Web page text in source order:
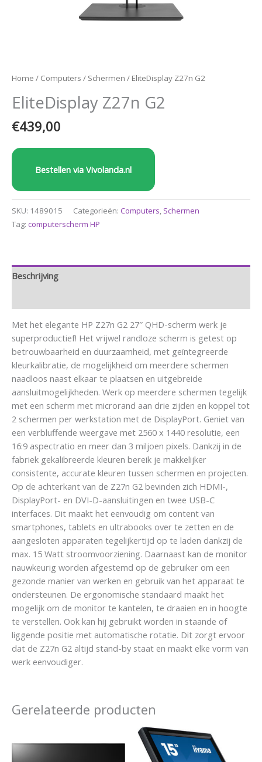
Home / Computers / Schermen / EliteDisplay Z27n G2
EliteDisplay Z27n G2
€439,00
Bestellen via Vivolanda.nl
SKU: 1489015 Categorieën: Computers, Schermen
Tag: computerscherm HP
Beschrijving
Met het elegante HP Z27n G2 27″ QHD-scherm werk je
superproductief! Het vrijwel randloze scherm is getest op
betrouwbaarheid en duurzaamheid, met geïntegreerde
kleurkalibratie, de mogelijkheid om meerdere schermen
naadloos naast elkaar te plaatsen en uitgebreide
aansluitmogelijkheden. Werk op meerdere schermen tegelijk
met een scherm met microrand aan drie zijden en koppel tot
2 schermen per werkstation met de DisplayPort. Geniet van
een verbluffende weergave met 2560 x 1440 resolutie, een
16:9 aspectratio en meer dan 3 miljoen pixels. Dankzij in de
fabriek gekalibreerde kleuren bereik je makkelijker
consistente, accurate kleuren tussen schermen en projecten.
Op de achterkant van de Z27n G2 bevinden zich HDMI-,
DisplayPort- en DVI-D-aansluitingen en twee USB-C
interfaces. Dit maakt het eenvoudig om content van
smartphones, tablets en ultrabooks over te zetten en de
aangesloten apparaten tegelijkertijd op te laden dankzij de
max. 15 Watt stroomvoorziening. Daarnaast kan de monitor
nauwkeurig worden afgestemd op de gebruiker om een
gezonde manier van werken en gebruik van het apparaat te
ondersteunen. De ergonomische standaard maakt het
mogelijk om de monitor te kantelen, te draaien en in hoogte
te verstellen. Ook kan hij gebruikt worden in staande of
liggende positie met automatische rotatie. Dit zorgt ervoor
dat de Z27n G2 altijd stand-by staat en maakt elke vorm van
werk eenvoudiger.
Gerelateerde producten